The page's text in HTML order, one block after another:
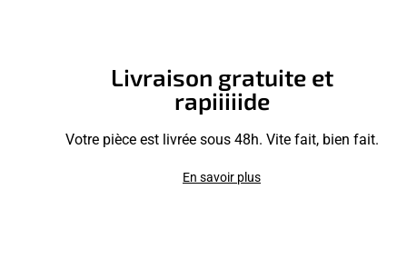
Livraison gratuite et
rapiiiiide
Votre pièce est livrée sous 48h. Vite fait, bien fait.
En savoir plus